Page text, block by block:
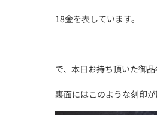
18金を表しています。
で、本日お持ち頂いた御品
裏面にはこのような刻印が